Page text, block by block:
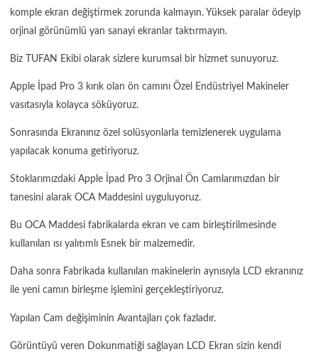
komple ekran değiştirmek zorunda kalmayın. Yüksek paralar ödeyip
orjinal görünümlü yan sanayi ekranlar taktırmayın.
Biz TUFAN Ekibi olarak sizlere kurumsal bir hizmet sunuyoruz.
Apple İpad Pro 3 kırık olan ön camını Özel Endüstriyel Makineler
vasıtasıyla kolayca söküyoruz.
Sonrasında Ekranınız özel solüsyonlarla temizlenerek uygulama
yapılacak konuma getiriyoruz.
Stoklarımızdaki Apple İpad Pro 3 Orjinal Ön Camlarımızdan bir
tanesini alarak OCA Maddesini uyguluyoruz.
Bu OCA Maddesi fabrikalarda ekran ve cam birleştirilmesinde
kullanılan ısı yalıtımlı Esnek bir malzemedir.
Daha sonra Fabrikada kullanılan makinelerin aynısıyla LCD ekranınız
ile yeni camın birleşme işlemini gerçekleştiriyoruz.
Yapılan Cam değişiminin Avantajları çok fazladır.
Görüntüyü veren Dokunmatiği sağlayan LCD Ekran sizin kendi